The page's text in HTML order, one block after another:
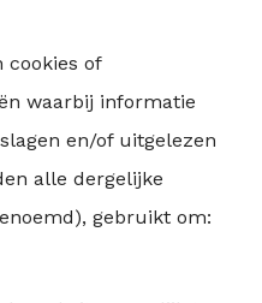
cookies of
waarbij informatie
en/of uitgelezen
alle dergelijke
gebruikt om: